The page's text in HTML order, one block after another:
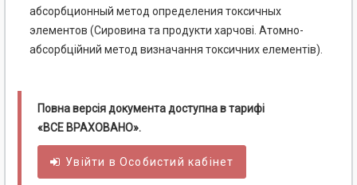
абсорбционный метод определения токсичных
элементов (Сировина та продукти харчові. Атомно-
абсорбційний метод визначання токсичних елементів).
Повна версія документа доступна в тарифі
«ВСЕ ВРАХОВАНО».
Увійти вОсобистий кабінет